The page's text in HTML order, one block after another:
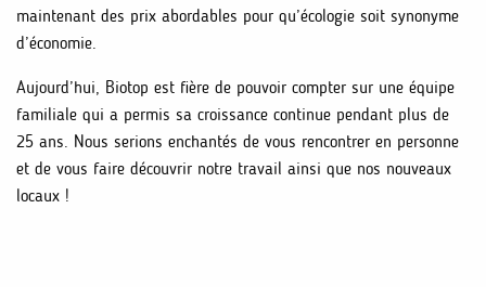
maintenant des prix abordables pour qu’écologie soit synonyme
d’économie.
Aujourd’hui, Biotop est fière de pouvoir compter sur une équipe
familiale qui a permis sa croissance continue pendant plus de
25 ans. Nous serions enchantés de vous rencontrer en personne
et de vous faire découvrir notre travail ainsi que nos nouveaux
locaux !